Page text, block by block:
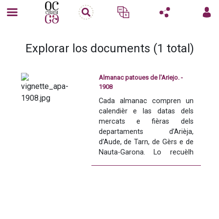
Explorar los documents (1 total)
Almanac patoues de l'Ariejo. -
1908
Cada almanac compren un
calendièr e las datas dels
mercats e fièras dels
departaments d’Arièja,
d’Aude, de Tarn, de Gèrs e de
Nauta-Garona. Lo recuèlh